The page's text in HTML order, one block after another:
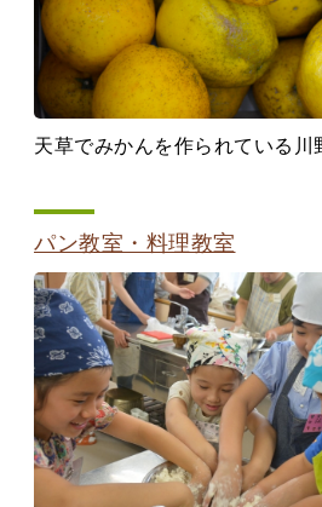
天草でみかんを作られている川
パン教室・料理教室